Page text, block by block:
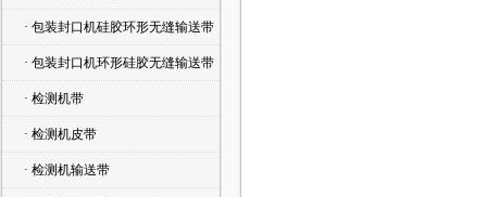
· 包装封口机硅胶环形无缝输送带
· 包装封口机环形硅胶无缝输送带
· 检测机带
· 检测机皮带
· 检测机输送带